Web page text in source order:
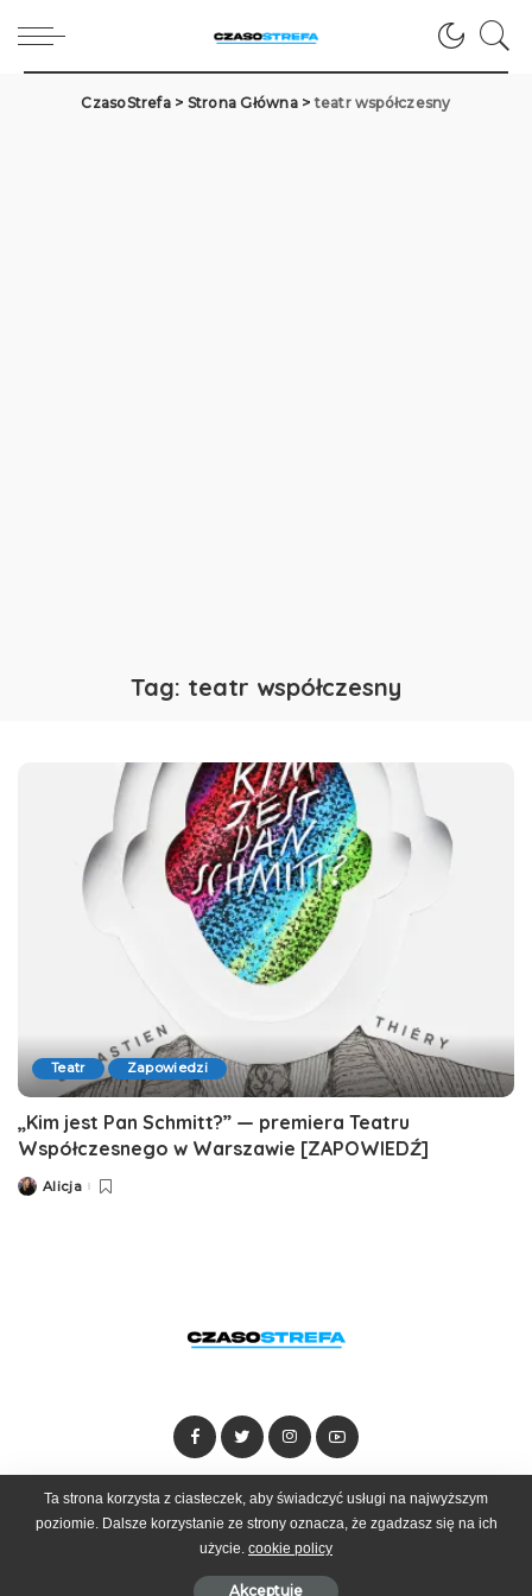
CzasoStrefa> Strona Główna>teatr współczesny
Tag: teatr współczesny
Teatr Zapowiedzi
„Kim jest Pan Schmitt?” — premiera Teatru
Współczesnego w Warszawie [ZAPOWIEDŹ]
Posted
Alicja
Dołącz do zespołu Kontakt Reklama
© 2025 Czasostrefa by Goobrand
Ta strona korzysta z ciasteczek, aby świadczyć usługi na najwyższym
poziomie. Dalsze korzystanie ze strony oznacza, że zgadzasz się na ich
użycie. cookie policy
Akceptuje